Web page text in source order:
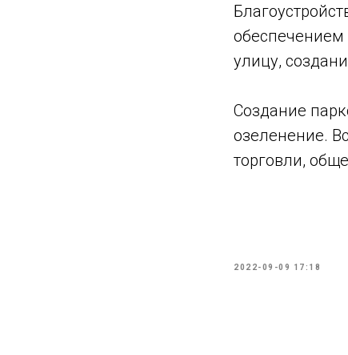
обеспечением
улицу,
Создание
озеленение.
торговли,
2022-09-09 17:18